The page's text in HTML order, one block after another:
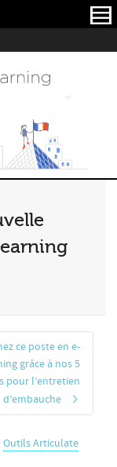
ce poste en e-
grâce à nos 5
pour l’entretien
d’embauche
Outils Articulate